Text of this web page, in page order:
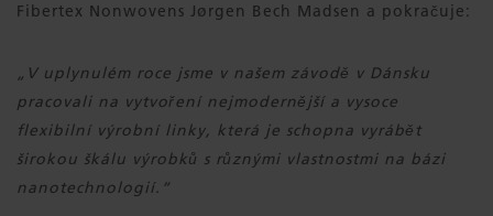
Fibertex Nonwovens Jørgen Bech Madsen a pokračuje:
„V uplynulém roce jsme v našem závodě v Dánsku
pracovali na vytvoření nejmodernější a vysoce
flexibilní výrobní linky, která je schopna vyrábět
širokou škálu výrobků s různými vlastnostmi na bázi
nanotechnologií.“